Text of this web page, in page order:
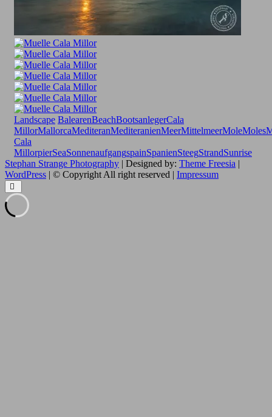
Landscape BalearenBeachBootsanlegerCala
MillorMallorcaMediteranMediteranienMeerMittelmeerMoleMoles
Cala
MillorpierSeaSonnenaufgangspainSpanienSteegStrandSunrise
Stephan Strange Photography | Designed by: Theme Freesia |
WordPress | © Copyright All right reserved | Impressum